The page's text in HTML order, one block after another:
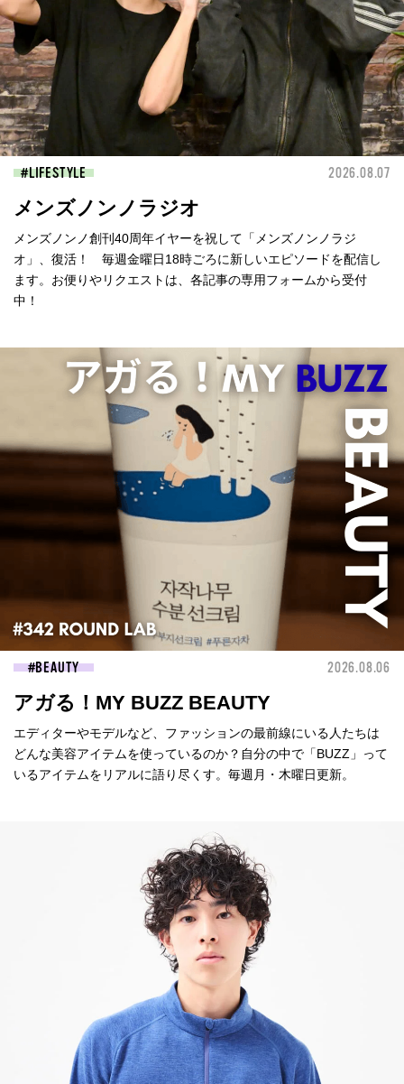
LIFESTYLE 2026.08.07
メンズノンノラジオ
メンズノンノ創刊40周年イヤーを祝して「メンズノンノラジ
オ」、復活！ 毎週金曜日18時ごろに新しいエピソードを配信し
ます。お便りやリクエストは、各記事の専用フォームから受付
中！
BEAUTY 2026.08.06
アガる！MY BUZZ BEAUTY
エディターやモデルなど、ファッションの最前線にいる人たちは
どんな美容アイテムを使っているのか？自分の中で「BUZZ」って
いるアイテムをリアルに語り尽くす。毎週月・木曜日更新。